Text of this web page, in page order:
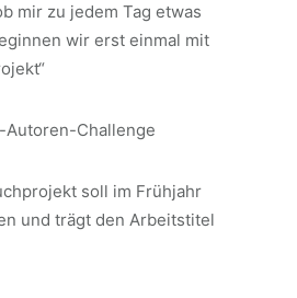
mir zu jedem Tag etwas
wir erst einmal mit
soll im Frühjahr
und trägt den Arbeitstitel